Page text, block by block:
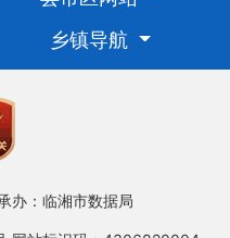
乡镇导航
办：临湘市数据局